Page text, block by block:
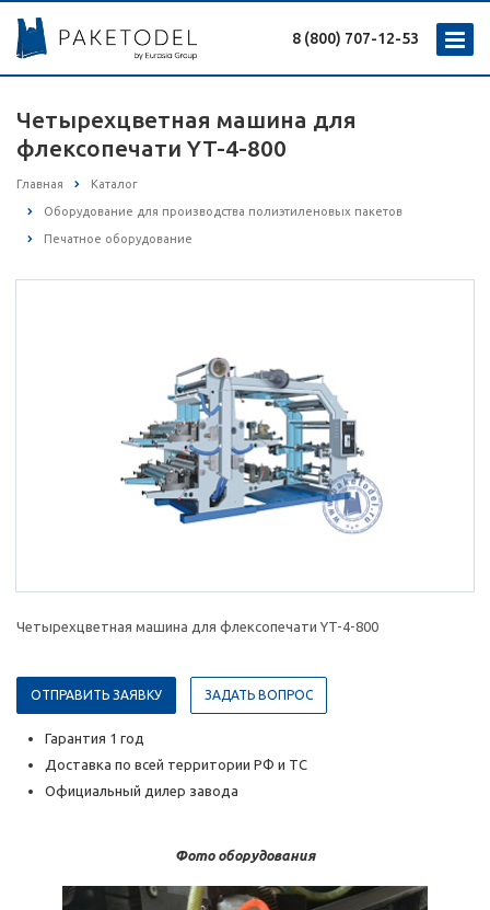
8 (800) 707-12-53
Четырехцветная машина для
флексопечати YT-4-800
Главная Каталог
Оборудование для производства полиэтиленовых пакетов
Печатное оборудование
Четырехцветная машина для флексопечати YT-4-800
ОТПРАВИТЬ ЗАЯВКУ ЗАДАТЬ ВОПРОС
Гарантия 1 год
Доставка по всей территории РФ и ТС
Официальный дилер завода
Фото оборудования